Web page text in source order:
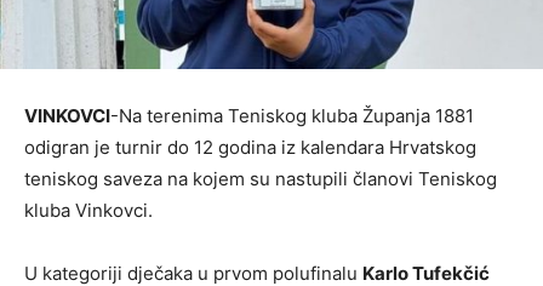
VINKOVCI-Na terenima Teniskog kluba Županja 1881
odigran je turnir do 12 godina iz kalendara Hrvatskog
teniskog saveza na kojem su nastupili članovi Teniskog
kluba Vinkovci.
U kategoriji dječaka u prvom polufinalu Karlo Tufekčić